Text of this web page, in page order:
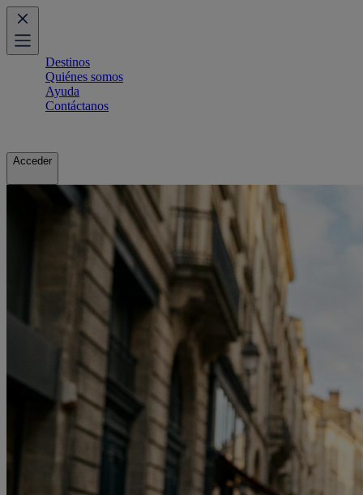
Destinos
Quiénes somos
Ayuda
Contáctanos
Acceder